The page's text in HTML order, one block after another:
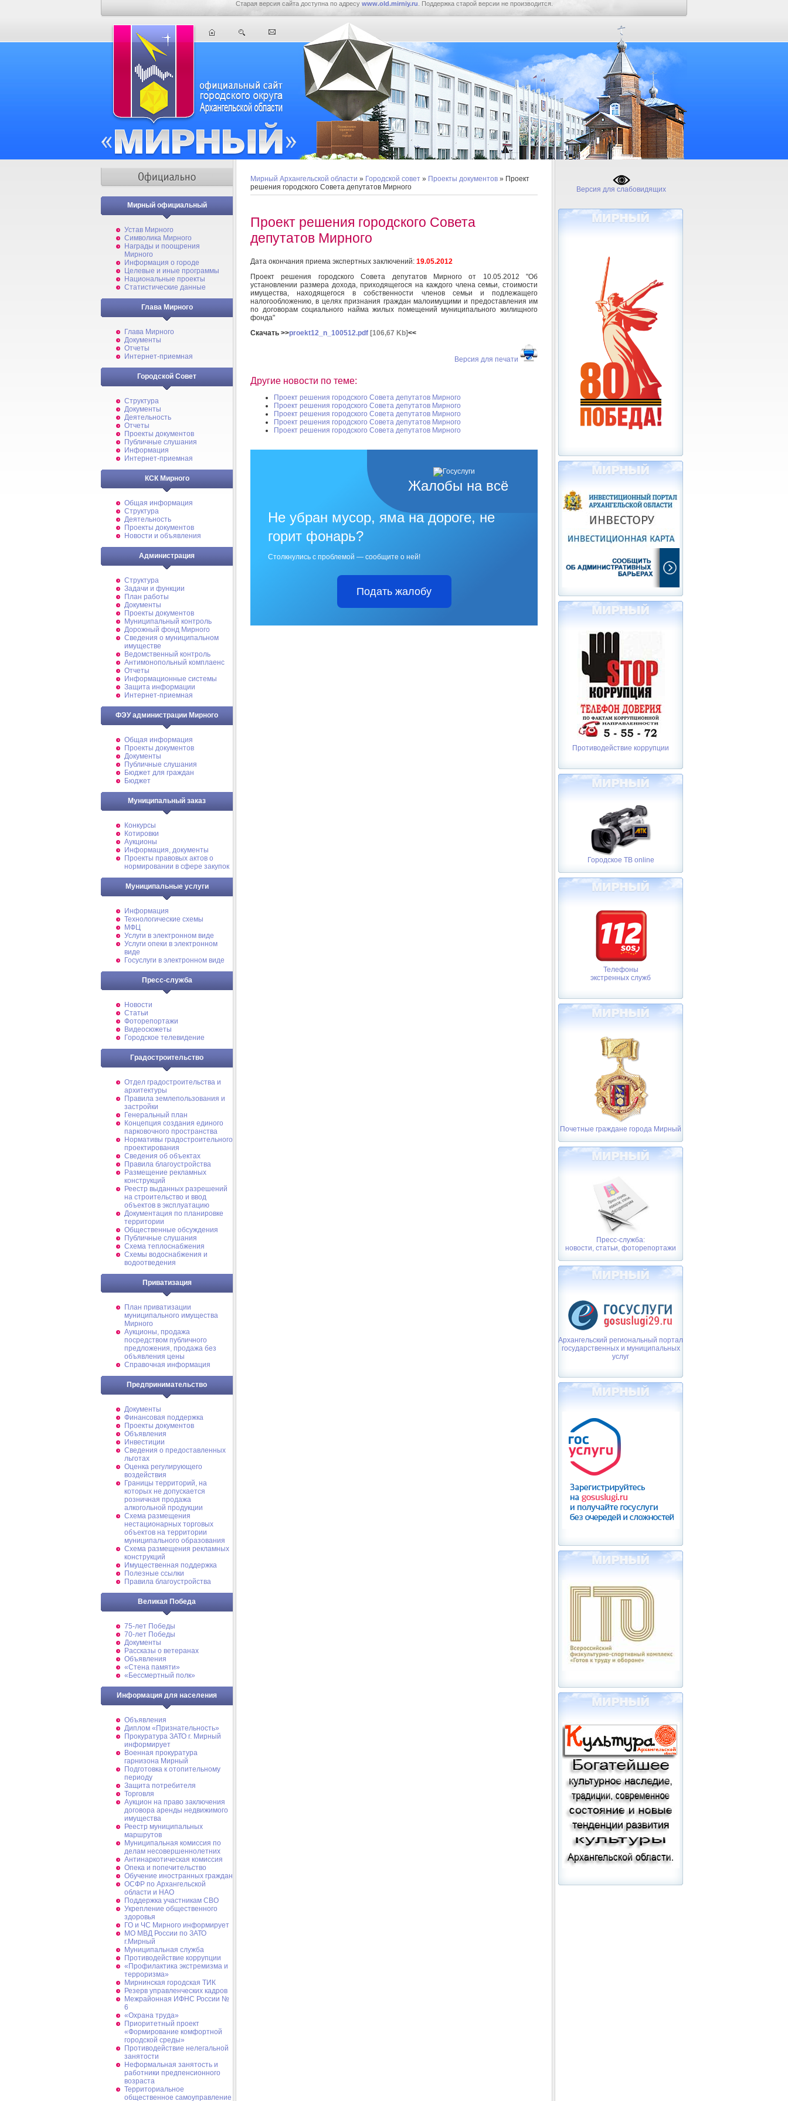
Старая версия сайта доступна по адресу www.old.mirniy.ru . Поддержка старой версии не производится.
Мирный официальный
Устав Мирного
Символика Мирного
Награды и поощрения
Мирного
Информация о городе
Целевые и иные программы
Национальные проекты
Статистические данные
Глава Мирного
Глава Мирного
Документы
Отчеты
Интернет-приемная
Городской Совет
Структура
Документы
Деятельность
Отчеты
Проекты документов
Публичные слушания
Информация
Интернет-приемная
КСК Мирного
Общая информация
Структура
Деятельность
Проекты документов
Новости и объявления
Администрация
Структура
Задачи и функции
План работы
Документы
Проекты документов
Муниципальный контроль
Дорожный фонд Мирного
Cведения о муниципальном
имуществе
Ведомственный контроль
Антимонопольный комплаенс
Отчеты
Информационные системы
Защита информации
Интернет-приемная
ФЭУ администрации Мирного
Общая информация
Проекты документов
Документы
Публичные слушания
Бюджет для граждан
Бюджет
Муниципальный заказ
Конкурсы
Котировки
Аукционы
Информация, документы
Проекты правовых актов о
нормировании в сфере закупок
Муниципальные услуги
Информация
Технологические схемы
МФЦ
Услуги в электронном виде
Услуги опеки в электронном
виде
Госуслуги в электронном виде
Пресс-служба
Новости
Статьи
Фоторепортажи
Видеосюжеты
Городское телевидение
Градостроительство
Отдел градостроительства и
архитектуры
Правила землепользования и
застройки
Генеральный план
Концепция создания единого
парковочного пространства
Нормативы градостроительного
проектирования
Сведения об объектах
Правила благоустройства
Размещение рекламных
конструкций
Реестр выданных разрешений
на строительство и ввод
объектов в эксплуатацию
Документация по планировке
территории
Общественные обсуждения
Публичные слушания
Схема теплоснабжения
Схемы водоснабжения и
водоотведения
Приватизация
План приватизации
муниципального имущества
Мирного
Аукционы, продажа
посредством публичного
предложения, продажа без
объявления цены
Справочная информация
Предпринимательство
Документы
Финансовая поддержка
Проекты документов
Объявления
Инвестиции
Сведения о предоставленных
льготах
Оценка регулирующего
воздействия
Границы территорий, на
которых не допускается
розничная продажа
алкогольной продукции
Схема размещения
нестационарных торговых
объектов на территории
муниципального образования
Схема размещения рекламных
конструкций
Имущественная поддержка
Полезные ссылки
Правила благоустройства
Великая Победа
75-лет Победы
70-лет Победы
Документы
Рассказы о ветеранах
Объявления
«Стена памяти»
«Бессмертный полк»
Информация для населения
Объявления
Диплом «Признательность»
Прокуратура ЗАТО г. Мирный
информирует
Военная прокуратура
гарнизона Мирный
Подготовка к отопительному
периоду
Защита потребителя
Торговля
Аукцион на право заключения
договора аренды недвижимого
имущества
Реестр муниципальных
маршрутов
Муниципальная комиссия по
делам несовершеннолетних
Антинаркотическая комиссия
Опека и попечительство
Обучение иностранных граждан
ОСФР по Архангельской
области и НАО
Поддержка участникам СВО
Укрепление общественного
здоровья
ГО и ЧС Мирного информирует
МО МВД России по ЗАТО
г.Мирный
Муниципальная cлужба
Противодействие коррупции
«Профилактика экстремизма и
терроризма»
Мирнинская городская ТИК
Резерв управленческих кадров
Межрайонная ИФНС России №
6
«Охрана труда»
Приоритетный проект
«Формирование комфортной
городской среды»
Противодействие нелегальной
занятости
Неформальная занятость и
работники предпенсионного
возраста
Территориальное
общественное самоуправление
Мирный Архангельской области » Городской совет » Проекты документов » Проект
решения городского Совета депутатов Мирного
Проект решения городского Совета
депутатов Мирного
Дата окончания приема экспертных заключений: 19.05.2012
Проект решения городского Совета депутатов Мирного от 10.05.2012 "Об
установлении размера дохода, приходящегося на каждого члена семьи, стоимости
имущества, находящегося в собственности членов семьи и подлежащего
налогообложению, в целях признания граждан малоимущими и предоставления им
по договорам социального найма жилых помещений муниципального жилищного
фонда"
Скачать >>proekt12_n_100512.pdf [106,67 Kb]<<
Версия для печати
Другие новости по теме:
Проект решения городского Совета депутатов Мирного
Проект решения городского Совета депутатов Мирного
Проект решения городского Совета депутатов Мирного
Проект решения городского Совета депутатов Мирного
Проект решения городского Совета депутатов Мирного
Жалобы на всё
Не убран мусор, яма на дороге, не
горит фонарь?
Столкнулись с проблемой — сообщите о ней!
Подать жалобу
Версия для слабовидящих
Противодействие коррупции
Городское ТВ online
Телефоны
экстренных служб
Почетные граждане города Мирный
Пресс-служба:
новости, статьи, фоторепортажи
Архангельский региональный портал
государственных и муниципальных
услуг